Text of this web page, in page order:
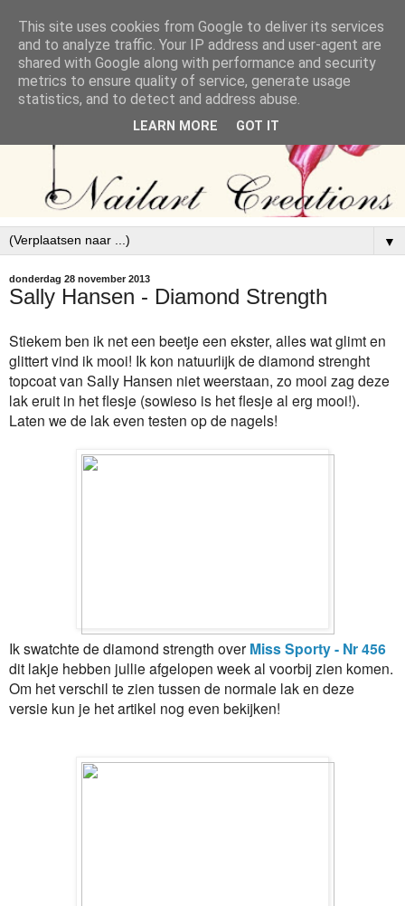
▼
donderdag 28 november 2013
Sally Hansen - Diamond Strength
Stiekem ben ik net een beetje een ekster, alles wat glimt en
glittert vind ik mooi! Ik kon natuurlijk de diamond strenght
topcoat van Sally Hansen niet weerstaan, zo mooi zag deze
lak eruit in het flesje (sowieso is het flesje al erg mooi!).
Laten we de lak even testen op de nagels!
Ik swatchte de diamond strength over Miss Sporty - Nr 456
dit lakje hebben jullie afgelopen week al voorbij zien komen.
Om het verschil te zien tussen de normale lak en deze
versie kun je het artikel nog even bekijken!
This site uses cookies from Google to deliver its services
and to analyze traffic. Your IP address and user-agent are
shared with Google along with performance and security
metrics to ensure quality of service, generate usage
statistics, and to detect and address abuse.
LEARN MORE GOT IT